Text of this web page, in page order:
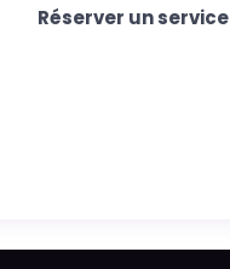
Réserver un service